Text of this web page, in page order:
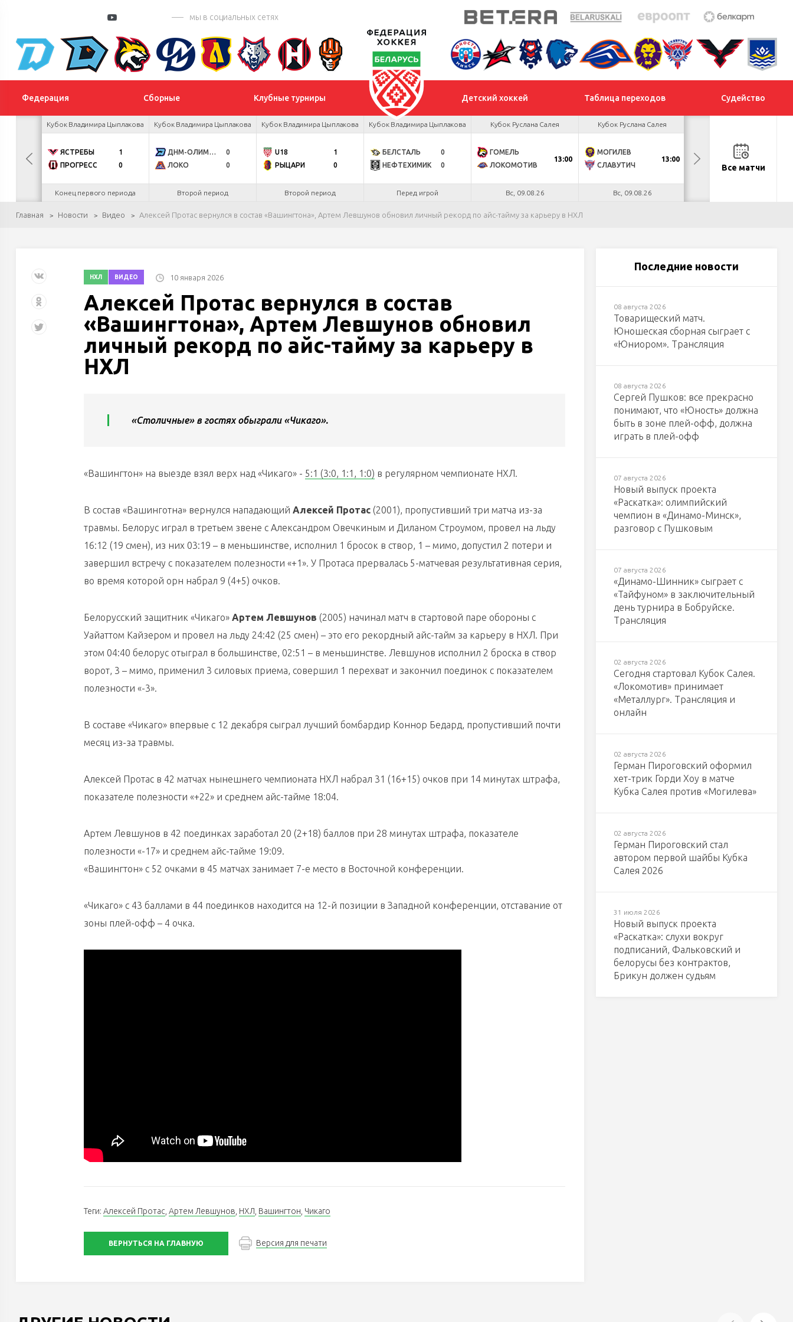
мы в социальных сетях
Федерация Сборные Клубные турниры Детский хоккей Таблица переходов Судейство
Кубок Владимира Цыплакова
ЯСТРЕБЫ
1
ПРОГРЕСС
0
Конец первого периода
Кубок Владимира Цыплакова
ДНМ-ОЛИМПИК
0
ЛОКО
0
Второй период
Кубок Владимира Цыплакова
U18
1
РЫЦАРИ
0
Второй период
Кубок Владимира Цыплакова
БЕЛСТАЛЬ
0
НЕФТЕХИМИК
0
Перед игрой
Кубок Руслана Салея
ГОМЕЛЬ
ЛОКОМОТИВ
13:00
Вс, 09.08.26
Кубок Руслана Салея
МОГИЛЕВ
СЛАВУТИЧ
13:00
Вс, 09.08.26
МЕТАЛЛУРГ
Все матчи
Главная Новости Видео Алексей Протас вернулся в состав «Вашингтона», Артем Левшунов обновил личный рекорд по айс-тайму за карьеру в НХЛ
НХЛ ВИДЕО 10 января 2026
Алексей Протас вернулся в состав
«Вашингтона», Артем Левшунов обновил
личный рекорд по айс-тайму за карьеру в
НХЛ
«Столичные» в гостях обыграли «Чикаго».
«Вашингтон» на выезде взял верх над «Чикаго» - 5:1 (3:0, 1:1, 1:0) в регулярном чемпионате НХЛ.
В состав «Вашинготна» вернулся нападающий Алексей Протас (2001), пропустивший три матча из-за
травмы. Белорус играл в третьем звене с Александром Овечкиным и Диланом Строумом, провел на льду
16:12 (19 смен), из них 03:19 – в меньшинстве, исполнил 1 бросок в створ, 1 – мимо, допустил 2 потери и
завершил встречу с показателем полезности «+1». У Протаса прервалась 5-матчевая результативная серия,
во время которой орн набрал 9 (4+5) очков.
Белорусский защитник «Чикаго» Артем Левшунов (2005) начинал матч в стартовой паре обороны с
Уайаттом Кайзером и провел на льду 24:42 (25 смен) – это его рекордный айс-тайм за карьеру в НХЛ. При
этом 04:40 белорус отыграл в большинстве, 02:51 – в меньшинстве. Левшунов исполнил 2 броска в створ
ворот, 3 – мимо, применил 3 силовых приема, совершил 1 перехват и закончил поединок с показателем
полезности «-3».
В составе «Чикаго» впервые с 12 декабря сыграл лучший бомбардир Коннор Бедард, пропустивший почти
месяц из-за травмы.
Алексей Протас в 42 матчах нынешнего чемпионата НХЛ набрал 31 (16+15) очков при 14 минутах штрафа,
показателе полезности «+22» и среднем айс-тайме 18:04.
Артем Левшунов в 42 поединках заработал 20 (2+18) баллов при 28 минутах штрафа, показателе
полезности «-17» и среднем айс-тайме 19:09.
«Вашингтон» с 52 очками в 45 матчах занимает 7-е место в Восточной конференции.
«Чикаго» с 43 баллами в 44 поединков находится на 12-й позиции в Западной конференции, отставание от
зоны плей-офф – 4 очка.
Теги: Алексей Протас Артем Левшунов НХЛ Вашингтон Чикаго
ВЕРНУТЬСЯ НА ГЛАВНУЮ Версия для печати
Последние новости
08 августа 2026
Товарищеский матч.
Юношеская сборная сыграет с
«Юниором». Трансляция
08 августа 2026
Сергей Пушков: все прекрасно
понимают, что «Юность» должна
быть в зоне плей-офф, должна
играть в плей-офф
07 августа 2026
Новый выпуск проекта
«Раскатка»: олимпийский
чемпион в «Динамо-Минск»,
разговор с Пушковым
07 августа 2026
«Динамо-Шинник» сыграет с
«Тайфуном» в заключительный
день турнира в Бобруйске.
Трансляция
02 августа 2026
Сегодня стартовал Кубок Салея.
«Локомотив» принимает
«Металлург». Трансляция и
онлайн
02 августа 2026
Герман Пироговский оформил
хет-трик Горди Хоу в матче
Кубка Салея против «Могилева»
02 августа 2026
Герман Пироговский стал
автором первой шайбы Кубка
Салея 2026
31 июля 2026
Новый выпуск проекта
«Раскатка»: слухи вокруг
подписаний, Фальковский и
белорусы без контрактов,
Брикун должен судьям